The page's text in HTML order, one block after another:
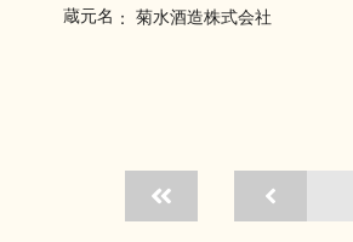
蔵元名
菊水酒造株式会社